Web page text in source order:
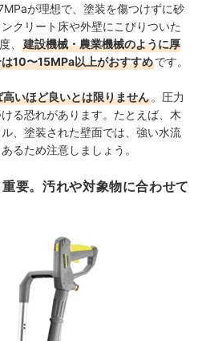
が理想で、塗装を傷つけずに砂
クリート床や外壁にこびりついた
、
建設機械・農業機械のように厚
10〜15MPa以上がおすすめです。
いほど良いとは限りません。圧力
る恐れがあります。たとえば、木
、塗装された壁面では、強い水流
るため注意しましょう。
要。汚れや対象物に合わせて